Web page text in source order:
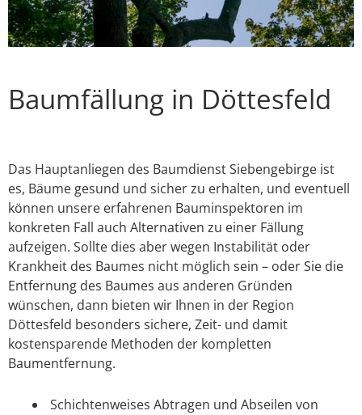
Baumfällung in Döttesfeld
Das Hauptanliegen des Baumdienst Siebengebirge ist
es, Bäume gesund und sicher zu erhalten, und eventuell
können unsere erfahrenen Bauminspektoren im
konkreten Fall auch Alternativen zu einer Fällung
aufzeigen. Sollte dies aber wegen Instabilität oder
Krankheit des Baumes nicht möglich sein – oder Sie die
Entfernung des Baumes aus anderen Gründen
wünschen, dann bieten wir Ihnen in der Region
Döttesfeld besonders sichere, Zeit- und damit
kostensparende Methoden der kompletten
Baumentfernung.
Schichtenweises Abtragen und Abseilen von